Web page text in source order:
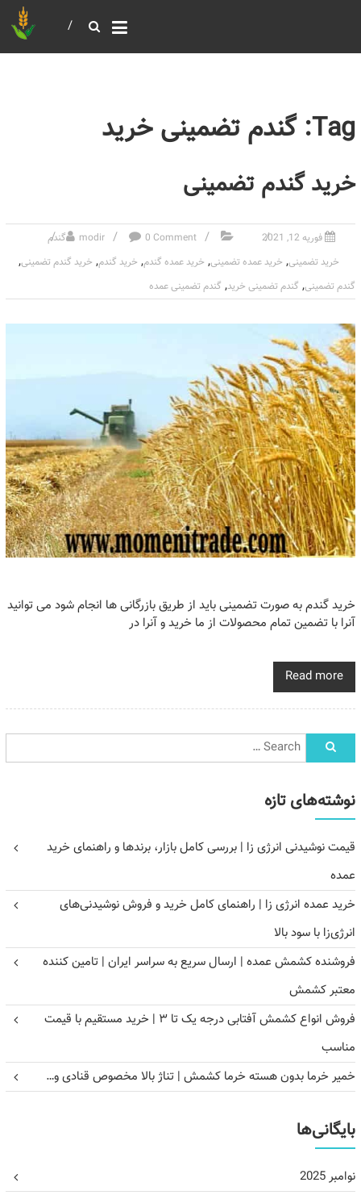
Tag: گندم تضمینی خرید
خرید گندم تضمینی
فوریه 12, 2021 modir 0 Comment
گندم
خرید تضمینی, خرید عمده تضمینی, خرید عمده گندم, خرید گندم, خرید گندم تضمینی,
گندم تضمینی, گندم تضمینی خرید, گندم تضمینی عمده
خرید گندم به صورت تضمینی باید از طریق بازرگانی ها انجام شود می توانید
آنرا با تضمین تمام محصولات از ما خرید و آنرا در
Read more
نوشته‌های تازه
قیمت نوشیدنی انرژی زا | بررسی کامل بازار، برندها و راهنمای خرید
عمده
خرید عمده انرژی زا | راهنمای کامل خرید و فروش نوشیدنی‌های
انرژی‌زا با سود بالا
فروشنده کشمش عمده | ارسال سریع به سراسر ایران | تامین کننده
معتبر کشمش
فروش انواع کشمش آفتابی درجه یک تا ۳ | خرید مستقیم با قیمت
مناسب
خمیر خرما بدون هسته خرما کشمش | تناژ بالا مخصوص قنادی و…
بایگانی‌ها
نوامبر 2025